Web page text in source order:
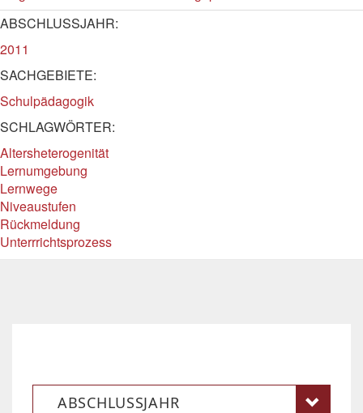
ABSCHLUSSJAHR:
2011
SACHGEBIETE:
Schulpädagogik
SCHLAGWÖRTER:
Altersheterogenität
Lernumgebung
Lernwege
Niveaustufen
Rückmeldung
Unterrrichtsprozess
ABSCHLUSSJAHR